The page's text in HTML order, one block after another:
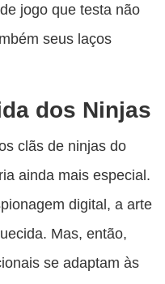
jogo que testa não
seus laços
dos Ninjas
clãs de ninjas do
ainda mais especial.
digital, a arte
Mas, então,
se adaptam às